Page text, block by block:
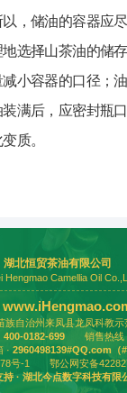
2、一年：开封之
。低温下（0℃）
生素E，比普通食用
由于阳光中的紫
陶瓷缸，并尽量
，储油的容器应尽
选择山茶油的储
小容器的口径；
满后，应密封瓶
质。
湖北恒贸茶油有限公司
Hengmao Camellia Oil
自治州来凤县龙凤科教示
400-0182-699 销售热线
· 2960498139#QQ.com（
号-1
鄂公网安备
持 · 湖北今点数字科技有限